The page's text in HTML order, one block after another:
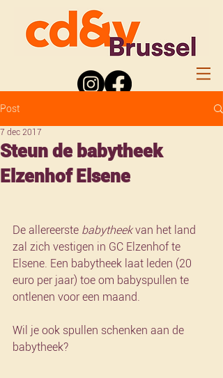
Post
Steun de babytheek
Elzenhof Elsene
7 dec 2017
De allereerste babytheek van het land
zal zich vestigen in GC Elzenhof te
Elsene. Een babytheek laat leden (20
euro per jaar) toe om babyspullen te
ontlenen voor een maand.
Wil je ook spullen schenken aan de
babytheek?